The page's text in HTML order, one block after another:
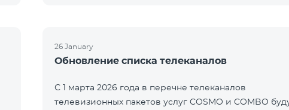
26 January
Обновление списка телеканалов
С 1 марта 2026 года в перечне телеканалов
телевизионных пакетов услуг COSMO и COMBO